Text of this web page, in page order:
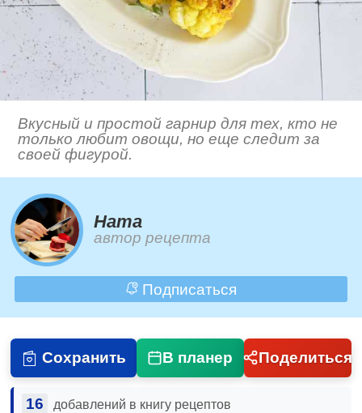
Вкусный и простой гарнир для тех, кто не
только любит овощи, но еще следит за
своей фигурой.
Ната
автор рецепта
Подписаться
Сохранить В планер Поделиться
16 добавлений в книгу рецептов